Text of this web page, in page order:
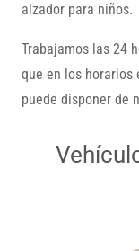
alzador para niños.
Trabajamos las 24
que en los horarios
puede disponer de